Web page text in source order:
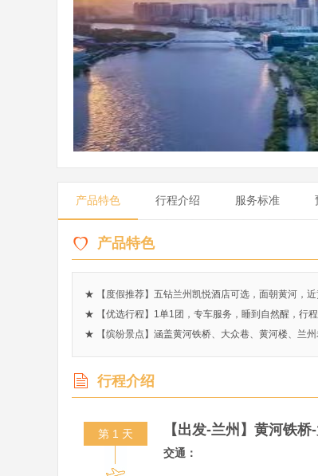
产品特色 行程介绍 服务标准
产品特色
★ 【度假推荐】五钻兰州凯悦酒店可选，面朝黄河，
★ 【优选行程】1单1团，专车服务，睡到自然醒，行
★ 【缤纷景点】涵盖黄河铁桥、大众巷、黄河楼、兰
行程介绍
第 1 天 【出发-兰州】黄河铁
交通：